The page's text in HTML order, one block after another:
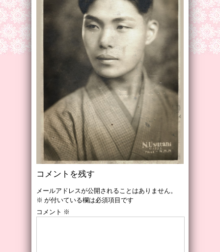
コメントを残す
メールアドレスが公開されることはありません。
※ が付いている欄は必須項目です
コメント ※